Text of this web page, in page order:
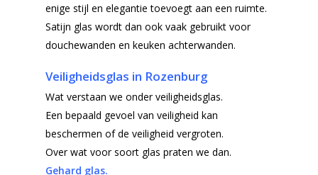
enige stijl en elegantie toevoegt aan een ruimte.
Satijn glas wordt dan ook vaak gebruikt voor
douchewanden en keuken achterwanden.
Veiligheidsglas in Rozenburg
Wat verstaan we onder veiligheidsglas.
Een bepaald gevoel van veiligheid kan
beschermen of de veiligheid vergroten.
Over wat voor soort glas praten we dan.
Gehard glas.
Home
Producten
Dubbelglas
Offerteformulier